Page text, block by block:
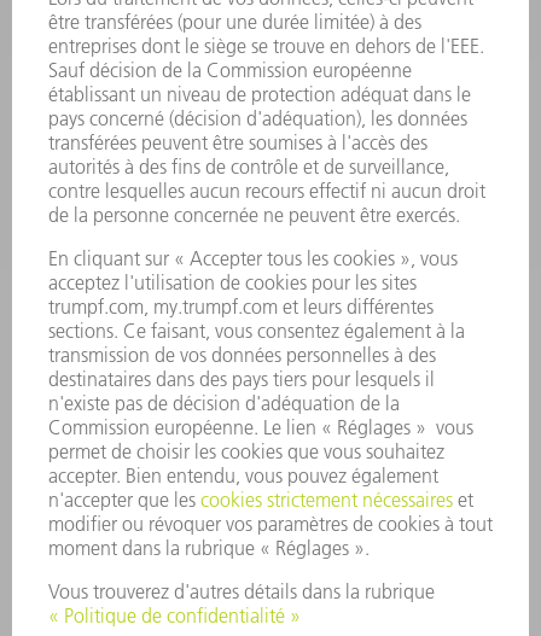
SMART FACTORY
LOGICIEL
SERVICES
APPLICATIONS
SECTEURS D'ACTIVITÉ
ENTREPRISE
CARRIÈRE
OFFRES D'EMPLOI
PROFIL DE L'ENTREPRISE
CONSEIL D'ADMINISTRATION
RAPPORT ANNUEL
PRINCIPES FONDAMENTAUX DE L'ENTREPRISE
CONFORMITÉ
SYSTÈME D'ALERTE
SÉCURITÉ
COMMUNIQUÉS DE PRESSE
MAGAZINE
DURABILITÉ
ENVIRONNEMENT ET CLIMAT
SOCIAL ET SOCIÉTÉ
GESTION D'ENTREPRISE